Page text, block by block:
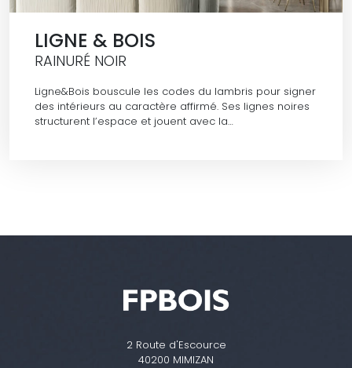
LIGNE & BOIS
RAINURÉ NOIR
Ligne&Bois bouscule les codes du lambris pour signer
des intérieurs au caractère affirmé. Ses lignes noires
structurent l’espace et jouent avec la…
2 Route d'Escource
40200 MIMIZAN